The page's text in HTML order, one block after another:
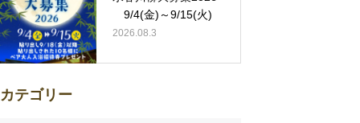
9/4(金)～9/15(火)
2026.08.3
カテゴリー